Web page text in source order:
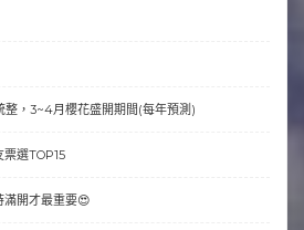
整，3~4月櫻花盛開期間(每年預測)
票選TOP15
滿開才最重要😍